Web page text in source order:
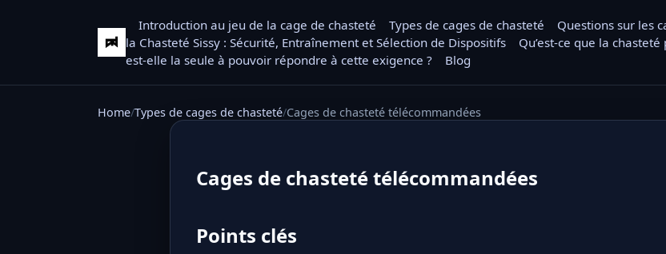
Introduction au jeu de la cage de chasteté Types de cages de chasteté Questions sur les
la Chasteté Sissy : Sécurité, Entraînement et Sélection de Dispositifs
Qu’est-ce que la
est-elle la seule à pouvoir répondre à cette exigence ?
Blog
Home Types de cages de chasteté Cages de chasteté télécommandées
Cages de chasteté télécommandées
Points clés